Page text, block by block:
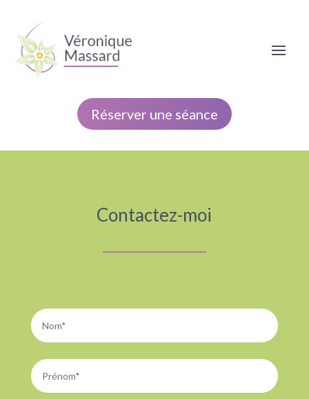
Réserver une séance
Contactez-moi